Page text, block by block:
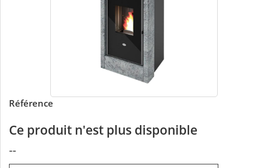
Référence
Ce produit n'est plus disponible
--